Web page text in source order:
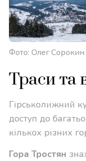
Фото: Олег Сорокин
Траси та
Гірськолижний
доступ до
кількох різних
Гора Тростян